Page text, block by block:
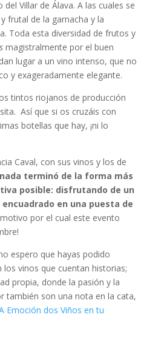
Villar de Álava. A las cuales se
frutal de la garnacha y la
Toda esta diversidad de frutos y
magistralmente por el buen
lugar a un vino intenso, que no
y exageradamente elegante.
tintos riojanos de producción
Así que si os cruzáis con
botellas que hay, ¡ni lo
Caval, con sus vinos y los de
terminó de la forma más
posible: disfrutando de un
en una puesta de
por el cual este evento
espero que hayas podido
los vinos que cuentan historias;
propia, donde la pasión y la
también son una nota en la cata,
Emoción dos Viños en tu